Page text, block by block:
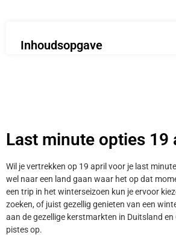
Inhoudsopgave
Last minute opties 19
Wil je vertrekken op 19 april voor je last
wel naar een land gaan waar het op dat
een trip in het winterseizoen kun je ervoor
zoeken, of juist gezellig genieten van een
aan de gezellige kerstmarkten in Duitsland
pistes op.